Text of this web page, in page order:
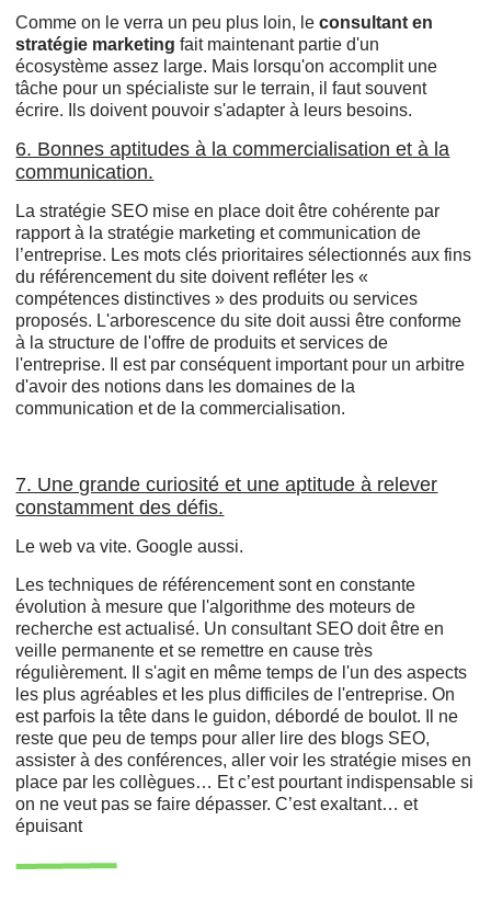
Comme on le verra un peu plus loin, le consultant en
stratégie marketingfait maintenant partie d'un
écosystème assez large. Mais lorsqu'on accomplit une
tâche pour un spécialiste sur le terrain, il faut souvent
écrire. Ils doivent pouvoir s'adapter à leurs besoins.
6. Bonnes aptitudes à la commercialisation et à la
communication.
La stratégie SEO mise en place doit être cohérente par
rapport à la stratégie marketing et communication de
l’entreprise. Les mots clés prioritaires sélectionnés aux fins
du référencement du site doivent refléter les «
compétences distinctives » des produits ou services
proposés. L'arborescence du site doit aussi être conforme
à la structure de l'offre de produits et services de
l'entreprise. Il est par conséquent important pour un arbitre
d'avoir des notions dans les domaines de la
communication et de la commercialisation.
7. Une grande curiosité et une aptitude à relever
constamment des défis.
Le web va vite. Google aussi.
Les techniques de référencement sont en constante
évolution à mesure que l'algorithme des moteurs de
recherche est actualisé. Un consultant SEO doit être en
veille permanente et se remettre en cause très
régulièrement. Il s'agit en même temps de l'un des aspects
les plus agréables et les plus difficiles de l'entreprise. On
est parfois la tête dans le guidon, débordé de boulot. Il ne
reste que peu de temps pour aller lire des blogs SEO,
assister à des conférences, aller voir les stratégie mises en
place par les collègues… Et c’est pourtant indispensable si
on ne veut pas se faire dépasser. C’est exaltant… et
épuisant